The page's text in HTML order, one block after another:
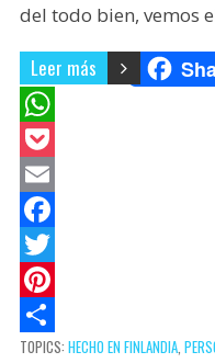
del todo bien, vemos
Leer más
W
h
a
t
s
A
p
P
o
c
k
e
t
E
m
a
l
F
a
c
e
T
w
i
P
iC
TOPICS: HECHO EN FINLANDIA,